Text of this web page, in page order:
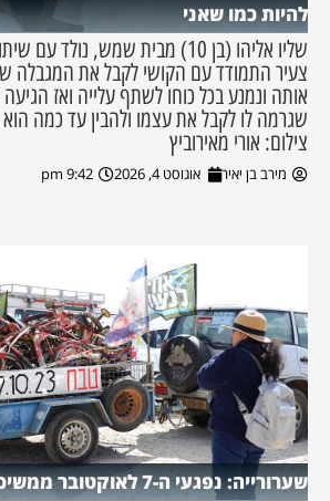
להיות כמו שאני
שליו אליהו (בן 10) מבית שמש, נולד
צעיר התמודד עם הקושי לקבל את המגבלה
אותה ונמנע בכל כוחו לשתף עלייה ואז
שגרמה לו לקבל את עצמו ולהבין עד כמה
צילום: אורי מאירוביץ
מירב בן יאיר אוגוסט 4, 2026 9:42 pm
שערורייה: נפגעי ה-7 לאוקטובר ממשיכים להיפגע